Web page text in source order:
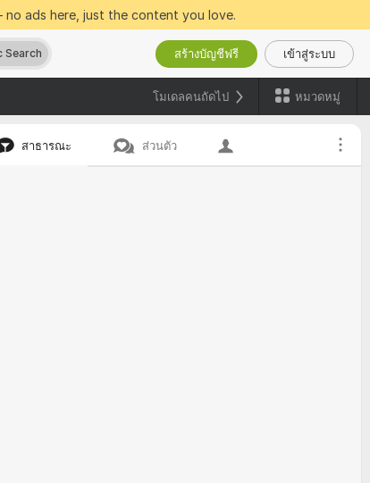
ads here, just the content you love.
Search สร้างบัญชีฟรี เข้าสู่ระบบ
โมเดลคนถัดไป หมวดหมู่
สาธารณะ ส่วนตัว